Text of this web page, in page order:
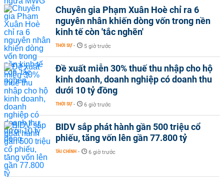
Chuyên gia Phạm Xuân Hoè chỉ ra 6
nguyên nhân khiến dòng vốn trong nền
kinh tế còn 'tắc nghẽn'
THỜI SỰ - 5 giờ trước
Đề xuất miễn 30% thuế thu nhập cho hộ
kinh doanh, doanh nghiệp có doanh thu
dưới 10 tỷ đồng
THỜI SỰ - 6 giờ trước
BIDV sắp phát hành gần 500 triệu cổ
phiếu, tăng vốn lên gần 77.800 tỷ
TÀI CHÍNH - 6 giờ trước